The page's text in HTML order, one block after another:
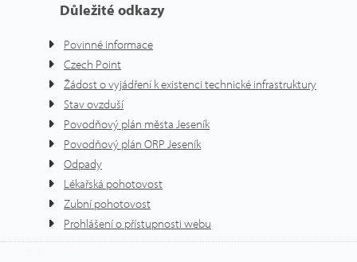
Důležité odkazy
Povinné informace
Czech Point
Žádost o vyjádření k existenci technické infrastruktury
Stav ovzduší
Povodňový plán města Jeseník
Povodňový plán ORP Jeseník
Odpady
Lékařská pohotovost
Zubní pohotovost
Prohlášení o přístupnosti webu